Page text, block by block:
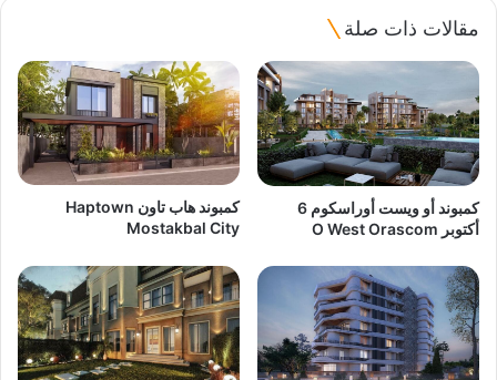
مقالات ذات صلة
كمبوند أو ويست أوراسكوم 6
أكتوبر O West Orascom
كمبوند هاب تاون Haptown
Mostakbal City